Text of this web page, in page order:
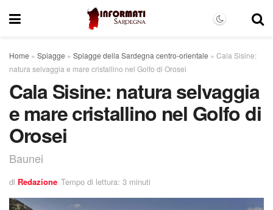
Home » Spiagge » Spiagge della Sardegna centro-orientale » Cala Sisine:
natura selvaggia e mare cristallino nel Golfo di Orosei
Cala Sisine: natura selvaggia
e mare cristallino nel Golfo di
Orosei
Baunei
di Redazione Tempo di lettura: 3 minuti